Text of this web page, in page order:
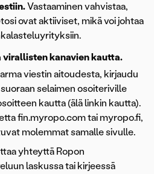
Vastaaminen vahvistaa,
ovat aktiiviset, mikä voi johtaa
virallisten kanavien kautta.
viestin aitoudesta, kirjaudu
selaimen osoiteriville
kautta (älä linkin kautta).
fin.myropo.com tai myropo.fi,
molemmat samalle sivulle.
yhteyttä Ropon
laskussa tai kirjeessä